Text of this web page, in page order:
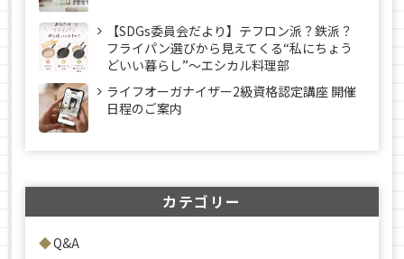
【SDGs委員会だより】テフロン派？鉄派？
フライパン選びから見えてくる“私にちょう
どいい暮らし”～エシカル料理部
ライフオーガナイザー2級資格認定講座 開催
日程のご案内
カテゴリー
Q&A